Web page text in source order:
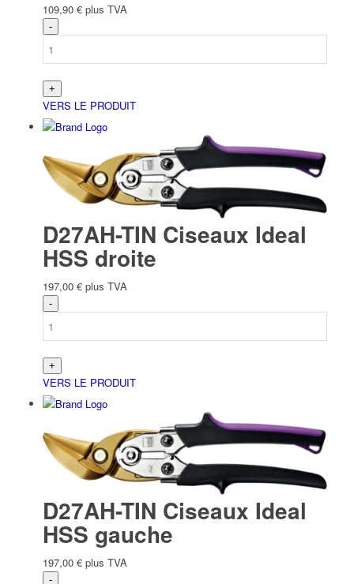
109,90 € plus TVA
VERS LE PRODUIT
D27AH-TIN Ciseaux Ideal
HSS droite
197,00 € plus TVA
VERS LE PRODUIT
D27AH-TIN Ciseaux Ideal
HSS gauche
197,00 € plus TVA